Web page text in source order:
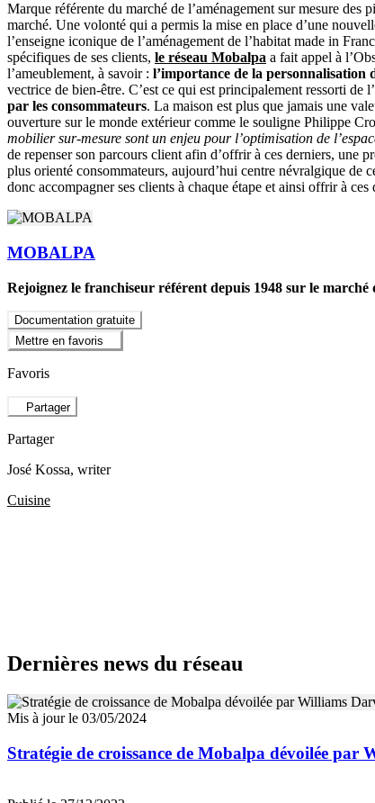
Marque référente du marché de l’aménagement sur mesure
marché. Une volonté qui a permis la mise en place d’une
l’enseigne iconique de l’aménagement de l’habitat made in
spécifiques de ses clients, le réseau Mobalpa a fait appel à
l’ameublement, à savoir : l’importance de la personnalisation
vectrice de bien-être. C’est ce qui est principalement ressorti de
par les consommateurs. La maison est plus que jamais une
ouverture sur le monde extérieur comme le souligne Philippe
mobilier sur-mesure sont un enjeu pour l’optimisation de
de repenser son parcours client afin d’offrir à ces derniers, une
plus orienté consommateurs, aujourd’hui centre névralgique
donc accompagner ses clients à chaque étape et ainsi offrir à
MOBALPA
Rejoignez le franchiseur référent depuis 1948 sur le marché
Documentation gratuite
Mettre en favoris
Favoris
Partager
Partager
José Kossa, writer
Cuisine
Dernières news du réseau
Mis à jour le 03/05/2024
Stratégie de croissance de Mobalpa dévoilée